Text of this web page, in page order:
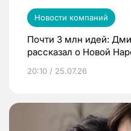
Новости компаний
Почти 3 млн идей:
рассказал о Новой
20:10 / 25.07.26